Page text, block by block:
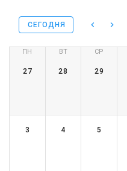
СЕГОДНЯ
ПН ВТ СР
27 28 29
3 4 5